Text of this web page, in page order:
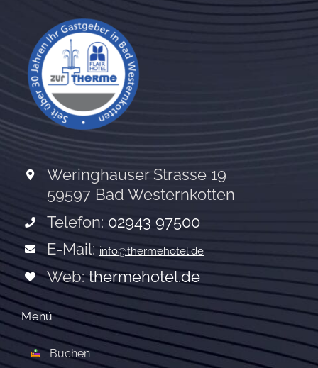
Weringhauser Strasse 19
59597 Bad Westernkotten
Telefon: 02943 97500
E-Mail: info@thermehotel.de
Web:thermehotel.de
Menü
Buchen